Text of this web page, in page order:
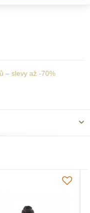
– slevy až -70%